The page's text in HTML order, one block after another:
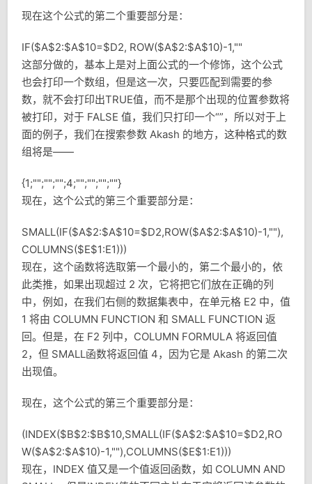
现在这个公式的第二个重要部分是：
IF($A$2:$A$10=$D2, ROW($A$2:$A$10)-1,""
这部分做的，基本上是对上面公式的一个修饰，这个公式
也会打印一个数组，但是这一次，只要匹配到需要的参
数，就不会打印出TRUE值，而不是那个出现的位置参数将
被打印，对于 FALSE 值，我们只打印一个“”，所以对于上
面的例子，我们在搜索参数 Akash 的地方，这种格式的数
组将是——
{1;"";"";"";4;"";"";"";""}
现在，这个公式的第三个重要部分是：
SMALL(IF($A$2:$A$10=$D2,ROW($A$2:$A$10)-1,""),
COLUMNS($E$1:E1)))
现在，这个函数将选取第一个最小的，第二个最小的，依
此类推，如果出现超过 2 次，它将把它们放在正确的列
中，例如，在我们右侧的数据集表中，在单元格 E2 中，值
1 将由 COLUMN FUNCTION 和 SMALL FUNCTION 返
回。但是，在 F2 列中，COLUMN FORMULA 将返回值
2，但 SMALL函数将返回值 4，因为它是 Akash 的第二次
出现值。
现在，这个公式的第三个重要部分是：
(INDEX($B$2:$B$10,SMALL(IF($A$2:$A$10=$D2,RO
W($A$2:$A$10)-1,""),COLUMNS($E$1:E1)))
现在，INDEX 值又是一个值返回函数，如 COLUMN AND